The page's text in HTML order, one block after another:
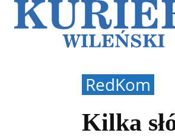
RedKom
Kilka